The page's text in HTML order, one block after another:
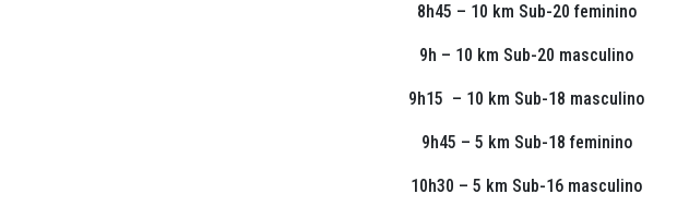
8h45 – 10 km Sub-20 feminino
9h – 10 km Sub-20 masculino
9h15 – 10 km Sub-18 masculino
9h45 – 5 km Sub-18 feminino
10h30 – 5 km Sub-16 masculino